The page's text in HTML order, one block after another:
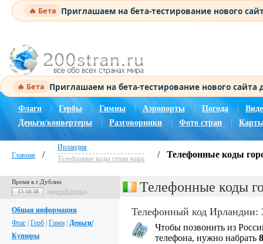
🔥 Бета Приглашаем на бета-тестирование нового
🔥 Бета Приглашаем на бета-тестирование нового
Флаги Гербы Гимны | Аэропорты Погода |
Деньги/конвертеры
Разговорники Фото стран
Главная /
Ирландия
Телефонные коды стран мира
/ Телефонные коды
Время в г.Дублин
13:18:39 другой город
Общая информация
Флаг Герб Гимн Деньги/
Купюры
Телефонные коды
Телефонный код Ирландии:
Чтобы позвонить из
телефона, нужно набрать